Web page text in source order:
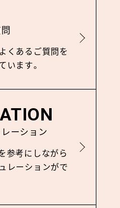
くあるご質問を
います。
く見る
ーション
参考にしながら
レーションがで
く見る